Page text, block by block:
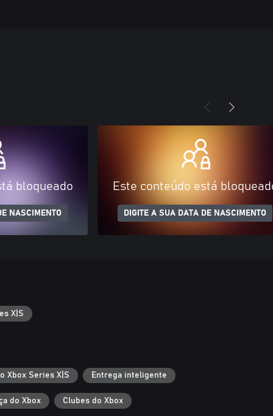
bloqueado
NASCIMENTO
Este conteúdo está
DIGITE A SUA DATA DE NASCIMENTO
X|S
Xbox Series X|S Entrega inteligente
do Xbox Clubes do Xbox